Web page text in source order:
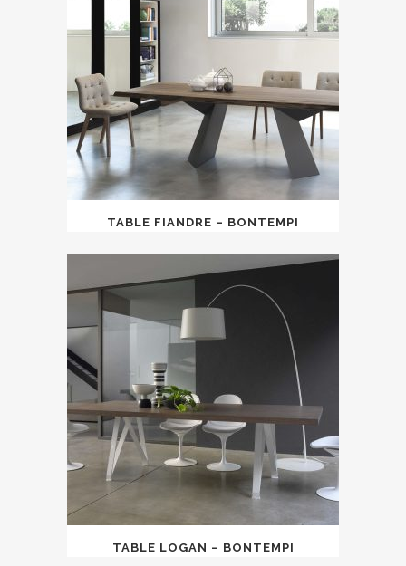
TABLE FIANDRE – BONTEMPI
TABLE LOGAN – BONTEMPI